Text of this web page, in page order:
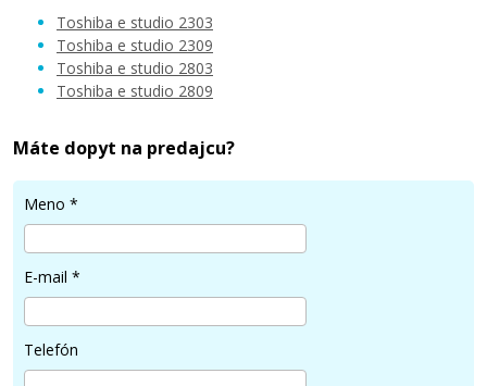
Toshiba e studio 2303
Toshiba e studio 2309
Toshiba e studio 2803
Toshiba e studio 2809
Máte dopyt na predajcu?
Meno *
E-mail *
Telefón